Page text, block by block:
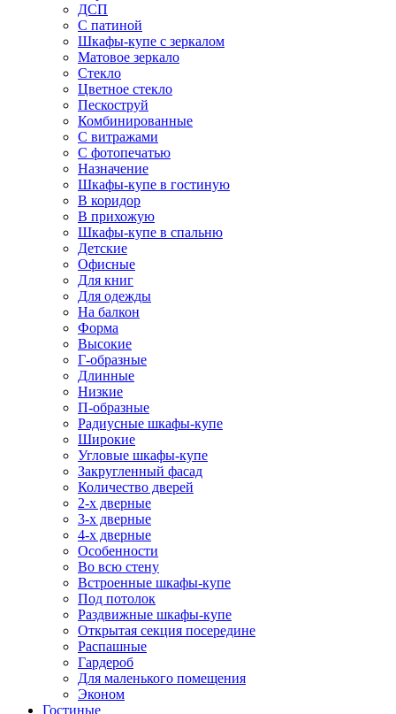
ДСП
С патиной
Шкафы-купе с зеркалом
Матовое зеркало
Стекло
Цветное стекло
Пескоструй
Комбинированные
С витражами
С фотопечатью
Назначение
Шкафы-купе в гостиную
В коридор
В прихожую
Шкафы-купе в спальню
Детские
Офисные
Для книг
Для одежды
На балкон
Форма
Высокие
Г-образные
Длинные
Низкие
П-образные
Радиусные шкафы-купе
Широкие
Угловые шкафы-купе
Закругленный фасад
Количество дверей
2-х дверные
3-х дверные
4-х дверные
Особенности
Во всю стену
Встроенные шкафы-купе
Под потолок
Раздвижные шкафы-купе
Открытая секция посередине
Распашные
Гардероб
Для маленького помещения
Эконом
Гостиные